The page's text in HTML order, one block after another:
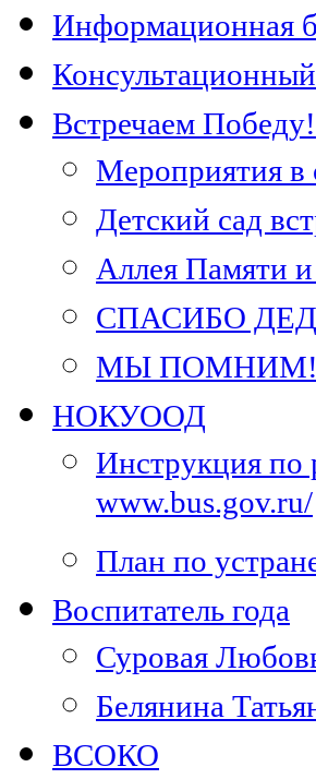
Информационная
Встречаем Победу!
Мероприятия
Детский сад
Аллея Памяти
СПАСИБО
МЫ ПОМНИМ!
НОКУООД
Инструкция по
www.bus.gov.ru/
План по
Воспитатель года
Суровая
Белянина
ВСОКО